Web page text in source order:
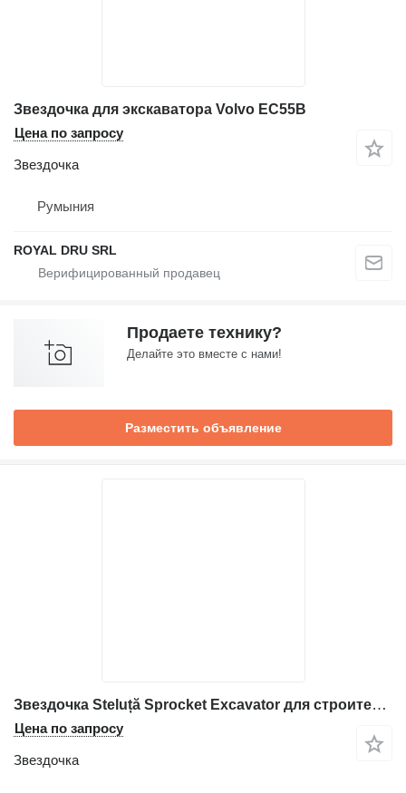
Звездочка для экскаватора Volvo EC55B
Цена по запросу
Звездочка
Румыния
ROYAL DRU SRL
Продаете технику?
Делайте это вместе с нами!
Разместить объявление
Звездочка Steluță Sprocket Excavator для строительной техники Volvo EC140
Цена по запросу
Звездочка